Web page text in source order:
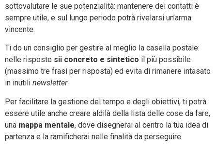
sottovalutare le sue potenzialità: mantenere dei contatti è
sempre utile, e sul lungo periodo potrà rivelarsi un’arma
vincente.
Ti do un consiglio per gestire al meglio la casella postale:
nelle risposte sii concreto e sintetico il più possibile
(massimo tre frasi per risposta) ed evita di rimanere intasato
in inutili newsletter.
Per facilitare la gestione del tempo e degli obiettivi, ti potrà
essere utile anche creare aldilà della lista delle cose da fare,
una mappa mentale, dove disegnerai al centro la tua idea di
partenza e la ramificherai nelle finalità da perseguire.